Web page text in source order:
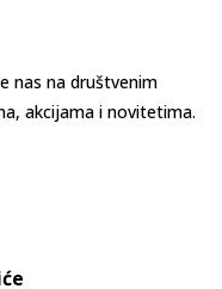
nas na društvenim
akcijama i novitetima.